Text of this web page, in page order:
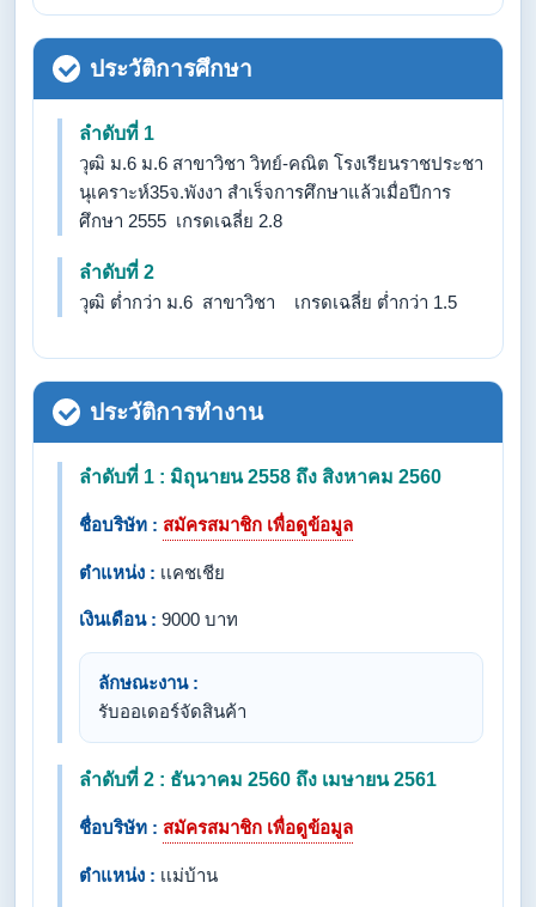
ประวัติการศึกษา
ลำดับที่ 1
วุฒิ ม.6 ม.6 สาขาวิชา วิทย์-คณิต โรงเรียนราชประชา
นุเคราะห์35จ.พังงา สำเร็จการศึกษาแล้วเมื่อปีการ
ศึกษา 2555 เกรดเฉลี่ย 2.8
ลำดับที่ 2
วุฒิ ต่ำกว่า ม.6 สาขาวิชา เกรดเฉลี่ย ต่ำกว่า 1.5
ประวัติการทำงาน
ลำดับที่ 1 : มิถุนายน 2558 ถึง สิงหาคม 2560
ชื่อบริษัท : สมัครสมาชิก เพื่อดูข้อมูล
ตำแหน่ง : เเคชเชีย
เงินเดือน : 9000 บาท
ลักษณะงาน :
รับออเดอร์​จัดสินค้า
ลำดับที่ 2 : ธันวาคม 2560 ถึง เมษายน 2561
ชื่อบริษัท : สมัครสมาชิก เพื่อดูข้อมูล
ตำแหน่ง : เเม่บ้าน